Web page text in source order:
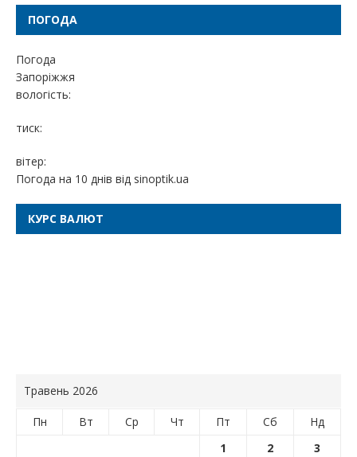
ПОГОДА
Погода
Запоріжжя
вологість:
тиск:
вітер:
Погода на 10 днів від sinoptik.ua
КУРС ВАЛЮТ
Травень 2026
Пн Вт Ср Чт Пт Сб
Нд
1
2
3